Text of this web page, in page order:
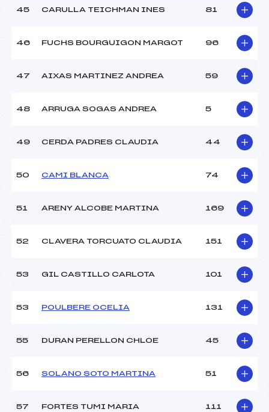
45 CARULLA TEICHMAN INES 81
46 FUCHS BOURGUIGON MARGOT 96
47 AIXAS MARTINEZ ANDREA 59
48 ARRUGA SOGAS ANDREA 5
49 CERDA PADRES CLAUDIA 44
50 CAMI BLANCA 74
51 ARENY ALCOBE MARTINA 169
52 CLAVERA TORCUATO CLAUDIA 151
53 GIL CASTILLO CARLOTA 101
53 POULBERE OCELIA 131
55 DURAN PERELLON CHLOE 45
56 SOLANO SOTO MARTINA 51
57 FORTES TUMI MARIA 111